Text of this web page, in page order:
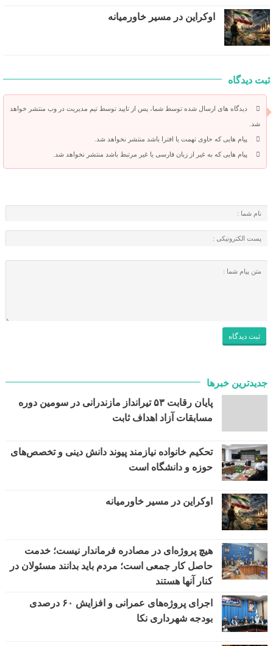
اوکراین در مسیر خاورمیانه
ثبت دیدگاه
دیدگاه های ارسال شده توسط شما، پس از تایید توسط تیم مدیریت در وب منتشر خواهد
شد.
پیام هایی که حاوی تهمت یا افترا باشد منتشر نخواهد شد.
پیام هایی که به غیر از زبان فارسی یا غیر مرتبط باشد منتشر نخواهد شد.
جدیدترین خبرها
پایان رقابت ۵۳ تیرانداز مازندرانی در سومین دوره
مسابقات آزاد اهداف ثابت
تحکیم خانواده نیازمند پیوند دانش دینی و تخصص‌های
حوزه و دانشگاه است
اوکراین در مسیر خاورمیانه
هیچ پروژه‌ای در مصادره فرماندار نیست؛ خدمت
حاصل کار جمعی است؛ مردم باید بدانند مسئولان در
کنار آنها هستند
اجرای پروژه‌های عمرانی و افزایش ۶۰ درصدی
بودجه شهرداری نکا